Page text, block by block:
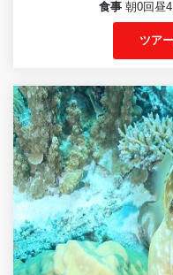
食事 朝0回昼
ツア